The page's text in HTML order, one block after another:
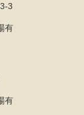
3
有
有